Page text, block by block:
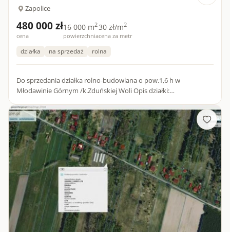
Zapolice
480 000 zł
cena
16 000 m2
powierzchnia
30 zł/m2
cena za metr
działka na sprzedaż rolna
Do sprzedania działka rolno-budowlana o pow.1,6 h w
Młodawinie Górnym /k.Zduńskiej Woli Opis działki:
zalesiona,kształt...